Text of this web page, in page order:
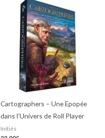
Cartographers – Une Epopée
dans l’Univers de Roll Player
Initiés